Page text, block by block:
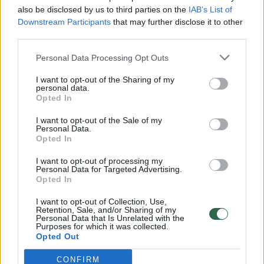
also be disclosed by us to third parties on the IAB’s List of
Downstream Participants that may further disclose it to other
Personal Data Processing Opt Outs
I want to opt-out of the Sharing of my
personal data.
Opted In
I want to opt-out of the Sale of my
Personal Data.
Opted In
I want to opt-out of processing my
Personal Data for Targeted Advertising.
Opted In
I want to opt-out of Collection, Use,
Retention, Sale, and/or Sharing of my
Personal Data that Is Unrelated with the
Purposes for which it was collected.
Opted Out
CONFIRM
Žinios | Lietuvos diena
00:00:30
Vaizdai iš tragiškos avarijos Vilniaus r.: dviejų moterų ir
vaiko gyvybių išgelbėti nepavyko
Žinios | Lietuvos diena
00:00:57
Savaitės vidurys nusimato karštas: temperatūra kils iki
Žinios | Orai
Nufilmavo, kaip patvino Vilniaus Vakarinis aplinkkelis:
vaizdas pribloškia
Žinios